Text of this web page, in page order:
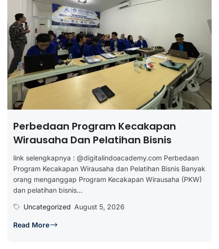
Perbedaan Program Kecakapan
Wirausaha Dan Pelatihan Bisnis
link selengkapnya : @digitalindoacademy.com Perbedaan
Program Kecakapan Wirausaha dan Pelatihan Bisnis Banyak
orang menganggap Program Kecakapan Wirausaha (PKW)
dan pelatihan bisnis...
Uncategorized August 5, 2026
Read More